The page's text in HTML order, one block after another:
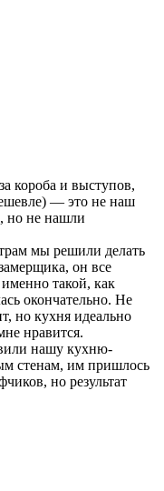
короба и выступов,
— это не наш
но не нашли
мы решили делать
он все
такой, как
окончательно. Не
но кухня идеально
нравится.
нашу кухню-
стенам, им пришлось
но результат